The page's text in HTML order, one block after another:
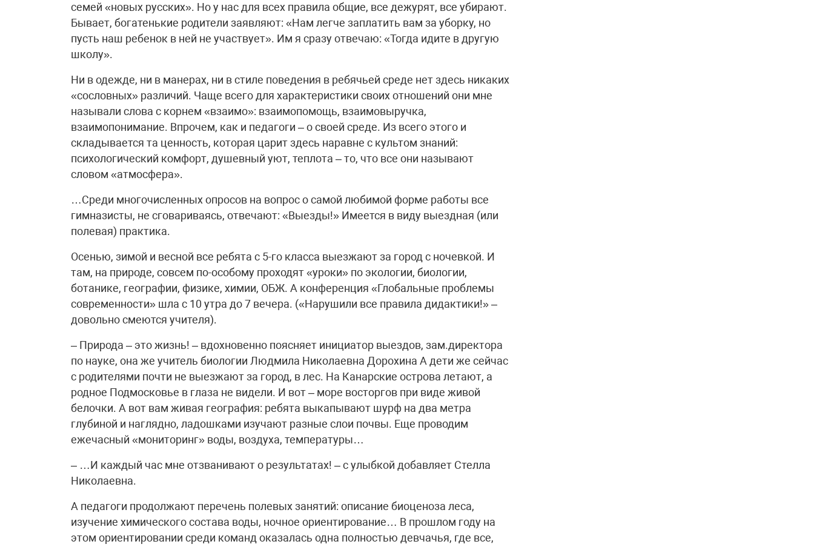
семей «новых русских». Но у нас для всех правила общие, все дежурят, все убирают.
Бывает, богатенькие родители заявляют: «Нам легче заплатить вам за уборку, но
пусть наш ребенок в ней не участвует». Им я сразу отвечаю: «Тогда идите в другую
школу».
Ни в одежде, ни в манерах, ни в стиле поведения в ребячьей среде нет здесь никаких
«сословных» различий. Чаще всего для характеристики своих отношений они мне
называли слова с корнем «взаимо»: взаимопомощь, взаимовыручка,
взаимопонимание. Впрочем, как и педагоги – о своей среде. Из всего этого и
складывается та ценность, которая царит здесь наравне с культом знаний:
психологический комфорт, душевный уют, теплота – то, что все они называют
словом «атмосфера».
…Среди многочисленных опросов на вопрос о самой любимой форме работы все
гимназисты, не сговариваясь, отвечают: «Выезды!» Имеется в виду выездная (или
полевая) практика.
Осенью, зимой и весной все ребята с 5-го класса выезжают за город с ночевкой. И
там, на природе, совсем по-особому проходят «уроки» по экологии, биологии,
ботанике, географии, физике, химии, ОБЖ. А конференция «Глобальные проблемы
современности» шла с 10 утра до 7 вечера. («Нарушили все правила дидактики!» –
довольно смеются учителя).
– Природа – это жизнь! – вдохновенно поясняет инициатор выездов, зам.директора
по науке, она же учитель биологии Людмила Николаевна Дорохина А дети же сейчас
с родителями почти не выезжают за город, в лес. На Канарские острова летают, а
родное Подмосковье в глаза не видели. И вот – море восторгов при виде живой
белочки. А вот вам живая география: ребята выкапывают шурф на два метра
глубиной и наглядно, ладошками изучают разные слои почвы. Еще проводим
ежечасный «мониторинг» воды, воздуха, температуры…
– …И каждый час мне отзванивают о результатах! – с улыбкой добавляет Стелла
Николаевна.
А педагоги продолжают перечень полевых занятий: описание биоценоза леса,
изучение химического состава воды, ночное ориентирование… В прошлом году на
этом ориентировании среди команд оказалась одна полностью девчачья, где все,